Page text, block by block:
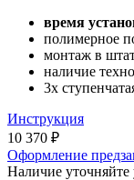
время
полимерное
монтаж в
наличие
3х
Инструкция
10 370 ₽
Оформление
Наличие уточняйте